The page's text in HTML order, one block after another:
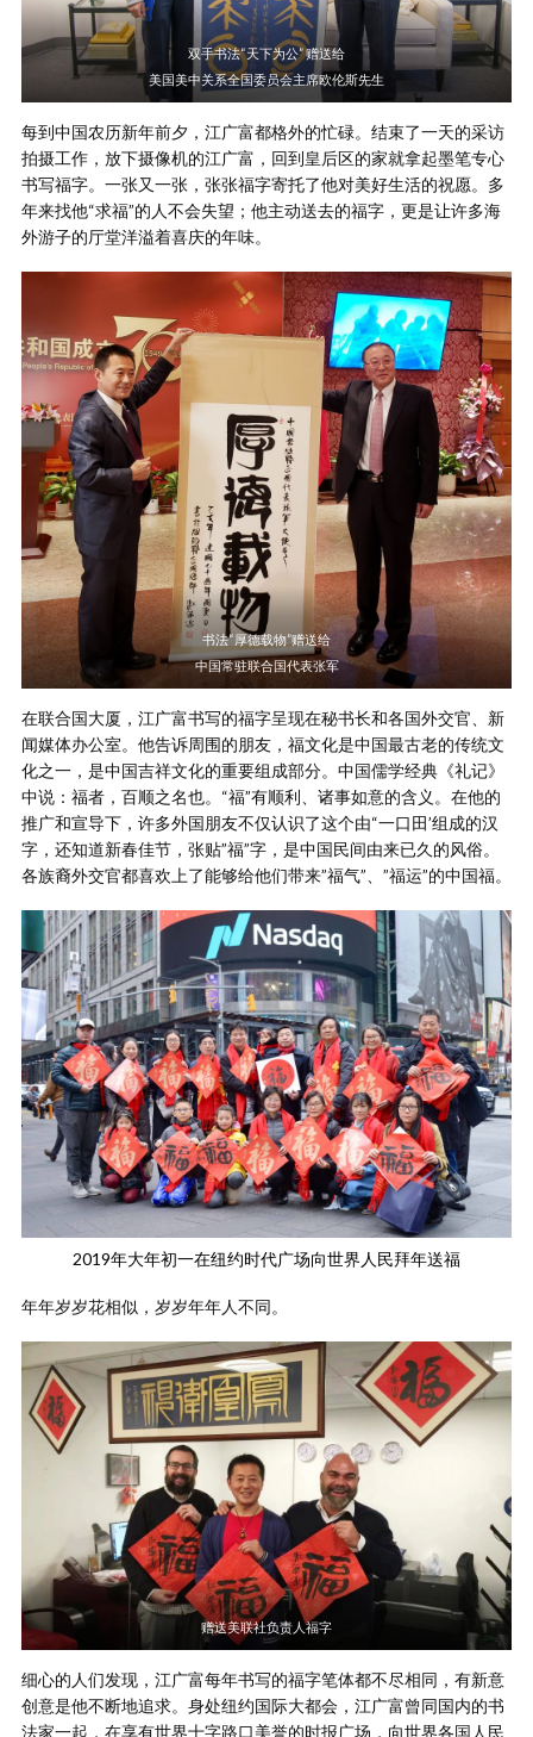
双手书法“天下为公” 赠送给
美国美中关系全国委员会主席欧伦斯先生
每到中国农历新年前夕，江广富都格外的忙碌。结束了一天的采访
拍摄工作，放下摄像机的江广富，回到皇后区的家就拿起墨笔专心
书写福字。一张又一张，张张福字寄托了他对美好生活的祝愿。多
年来找他“求福”的人不会失望；他主动送去的福字，更是让许多海
外游子的厅堂洋溢着喜庆的年味。
书法“厚德载物”赠送给
中国常驻联合国代表张军
在联合国大厦，江广富书写的福字呈现在秘书长和各国外交官、新
闻媒体办公室。他告诉周围的朋友，福文化是中国最古老的传统文
化之一，是中国吉祥文化的重要组成部分。中国儒学经典《礼记》
中说：福者，百顺之名也。“福”有顺利、诸事如意的含义。在他的
推广和宣导下，许多外国朋友不仅认识了这个由“一口田’组成的汉
字，还知道新春佳节，张贴”福”字，是中国民间由来已久的风俗。
各族裔外交官都喜欢上了能够给他们带来”福气”、”福运”的中国福。
2019年大年初一在纽约时代广场向世界人民拜年送福
年年岁岁花相似，岁岁年年人不同。
赠送美联社负责人福字
细心的人们发现，江广富每年书写的福字笔体都不尽相同，有新意
创意是他不断地追求。身处纽约国际大都会，江广富曾同国内的书
法家一起，在享有世界十字路口美誉的时报广场，向世界各国人民